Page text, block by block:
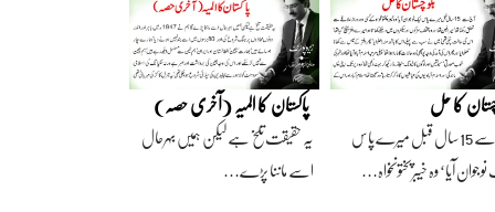
کا حل
آج سے 15 سال قبل میرے پاس
آیا‘ وہ خیبرپختونخواہ…
پاکستان کا المیہ (آخری حصہ)
یہ حقیقت تلخ ہے لیکن ہمیں بہرحال
اسے ماننا پڑے…